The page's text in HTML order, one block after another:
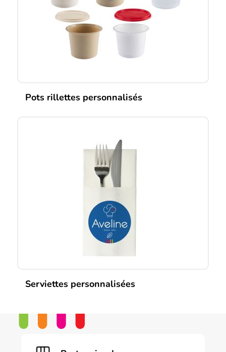
Pots rillettes personnalisés
Serviettes personnalisées